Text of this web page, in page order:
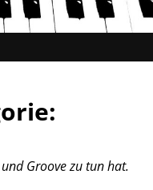
Groove zu tun hat.